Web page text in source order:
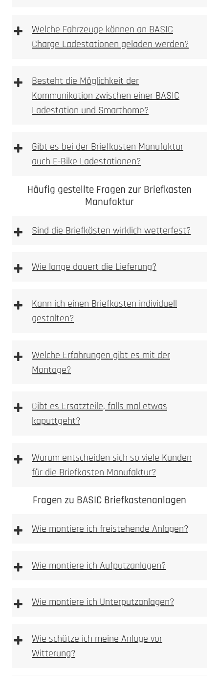
+
Welche Fahrzeuge können an BASIC
Charge Ladestationen geladen werden?
+
Besteht die Möglichkeit der
Kommunikation zwischen einer BASIC
Ladestation und Smarthome?
+
Gibt es bei der Briefkasten Manufaktur
auch E-Bike Ladestationen?
Fahrrad-Ladestationen
Häufig gestellte Fragen zur Briefkasten
Manufaktur
+ Sind die Briefkästen wirklich wetterfest?
+ Wie lange dauert die Lieferung?
+
Kann ich einen Briefkasten individuell
gestalten?
+
Welche Erfahrungen gibt es mit der
Montage?
+
Gibt es Ersatzteile, falls mal etwas
kaputtgeht?
+
Warum entscheiden sich so viele Kunden
für die Briefkasten Manufaktur?
Fragen zu BASIC Briefkastenanlagen
+ Wie montiere ich freistehende Anlagen?
+ Wie montiere ich Aufputzanlagen?
+ Wie montiere ich Unterputzanlagen?
+
Wie schütze ich meine Anlage vor
Witterung?